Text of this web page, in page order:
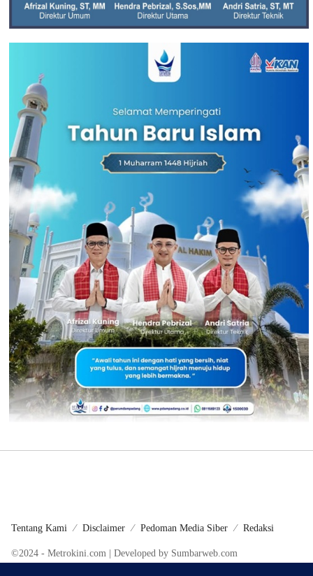
Tentang Kami Disclaimer Pedoman Media Siber Redaksi
©2024 - Metrokini.com | Developed by Sumbarweb.com